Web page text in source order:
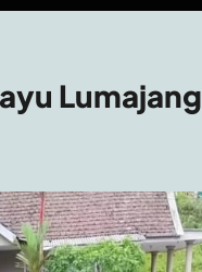
Lumajang